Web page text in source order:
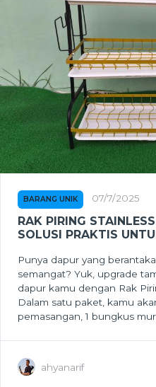
BARANG UNIK 07/7/2025
RAK PIRING
SOLUSI PRAKTIS
Punya dapur yang
semangat? Yuk, upgrade
dapur kamu dengan Rak
Dalam satu paket, kamu
pemasangan, 1 bungkus
ahyanarif